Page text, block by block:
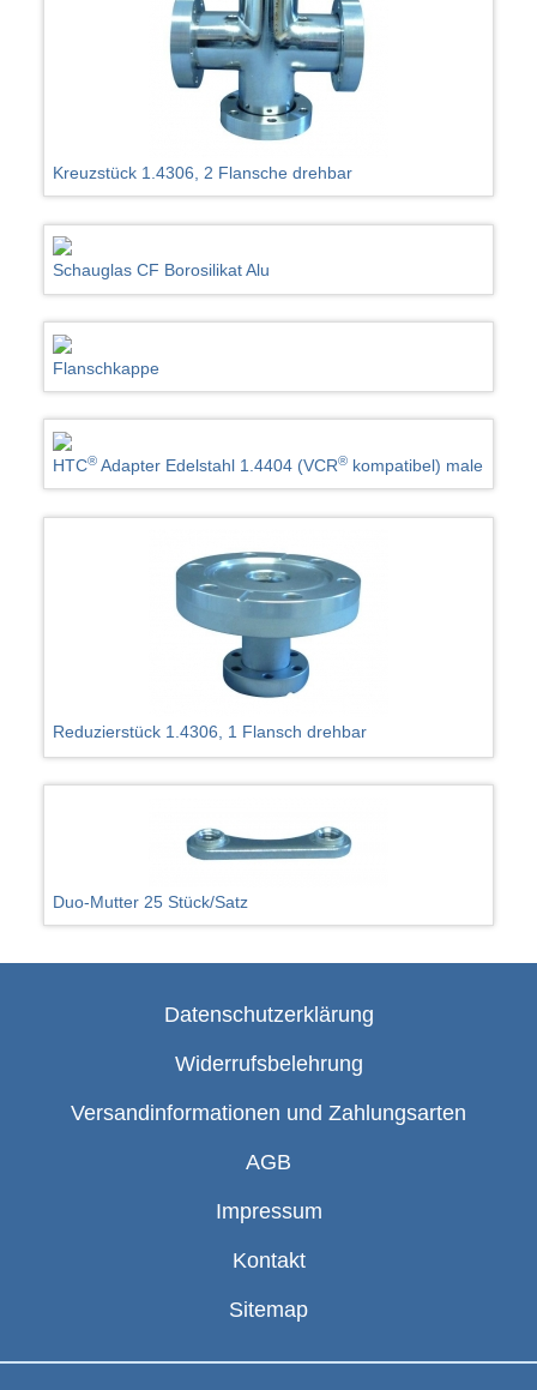
Kreuzstück 1.4306, 2 Flansche drehbar
Schauglas CF Borosilikat Alu
Flanschkappe
HTC® Adapter Edelstahl 1.4404 (VCR® kompatibel) male
Reduzierstück 1.4306, 1 Flansch drehbar
Duo-Mutter 25 Stück/Satz
Datenschutzerklärung
Widerrufsbelehrung
Versandinformationen und Zahlungsarten
AGB
Impressum
Kontakt
Sitemap